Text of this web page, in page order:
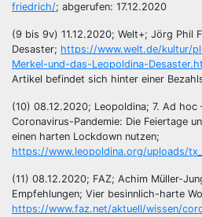
friedrich/; abgerufen: 17.12.2020
(9 bis 9v) 11.12.2020; Welt+; Jörg Phil
Desaster; https://www.welt.de/kultur/
Merkel-und-das-Leopoldina-
Artikel befindet sich hinter einer
(10) 08.12.2020; Leopoldina; 7. Ad
Coronavirus-Pandemie: Die Feiertage
einen harten Lockdown nutzen;
https://www.leopoldina.org/uploads/
(11) 08.12.2020; FAZ; Achim Müller-
Empfehlungen; Vier besinnlich-harte
https://www.faz.net/aktuell/wissen/